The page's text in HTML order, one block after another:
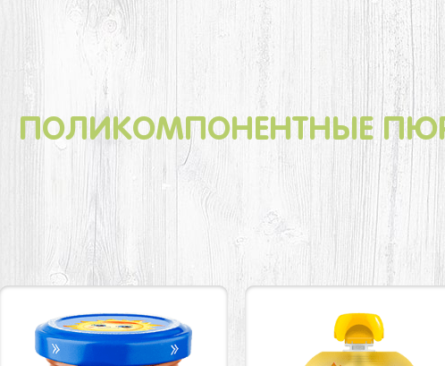
ПОЛИКОМПОНЕНТНЫЕ